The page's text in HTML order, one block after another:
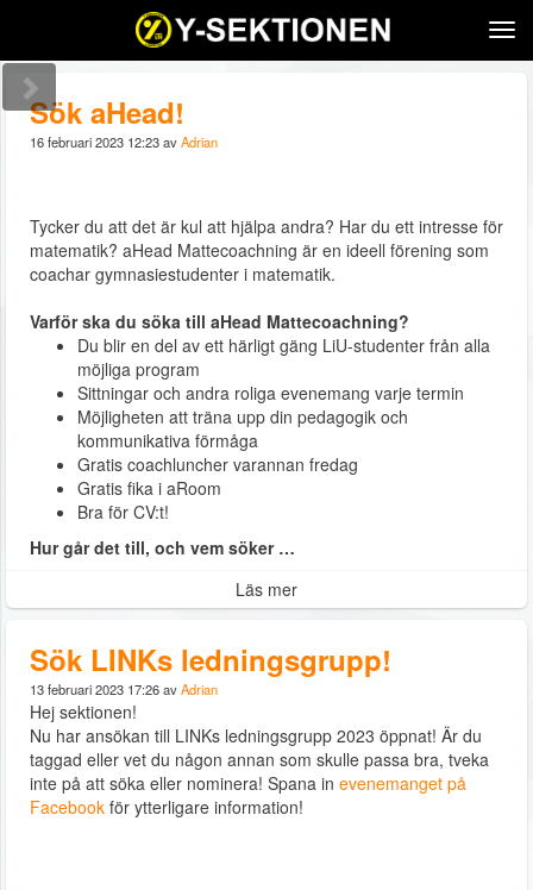
Sök aHead!
16 februari 2023 12:23 avAdrian
Tycker du att det är kul att hjälpa andra? Har du ett intresse för
matematik? aHead Mattecoachning är en ideell förening som
coachar gymnasiestudenter i matematik.
Varför ska du söka till aHead Mattecoachning?
Du blir en del av ett härligt gäng LiU-studenter från alla
möjliga program
Sittningar och andra roliga evenemang varje termin
Möjligheten att träna upp din pedagogik och
kommunikativa förmåga
Gratis coachluncher varannan fredag
Gratis fika i aRoom
Bra för CV:t!
Hur går det till, och vem söker …
Läs mer
Sök LINKs ledningsgrupp!
13 februari 2023 17:26 avAdrian
Hej sektionen!
Nu har ansökan till LINKs ledningsgrupp 2023 öppnat! Är du
taggad eller vet du någon annan som skulle passa bra, tveka
inte på att söka eller nominera! Spana in evenemanget på
Facebook för ytterligare information!